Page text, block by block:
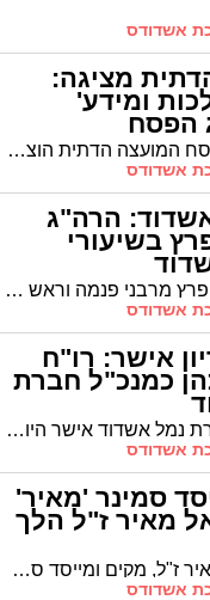
מציגה:
ומידע'
הפסח
לקראת חג הפסח המועצה הדתית הוציאה חוברת "הלכות ומידע" לציבור הרחב לכל עניני החג ועוד
הרה"ג
בשיעורי
הרה"ג ר' יוסף פרץ מרבני פנמה וראש מכון "פי ישרים" ביקר בעירנו ומסר שיעורי תורה ושיחות חיזוק לקראת פסח # בדבריו הזהיר לעשות הסיבה בליל הסדר כהלכה
אישר: רו"ח
כמנכ"ל חברת
דירקטוריון חברת נמל אשדוד אישר היום (17.4) את מינויו של רו"ח ניסן לוי לתפקיד מנכ"ל חברת נמל אשדוד
סמינר 'מאיר'
מאיר ז"ל הלך
הרב שמואל מאיר ז"ל, מקים ומייסד סמינר מאיר בבני ברק בו התחנכו בנות רבות מאשדוד, הלך לעולמו. בן 78 היה בפטירתו